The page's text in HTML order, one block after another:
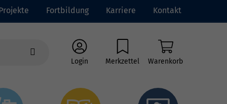
Fortbildung Karriere Kontakt
Login Merkzettel Warenkorb